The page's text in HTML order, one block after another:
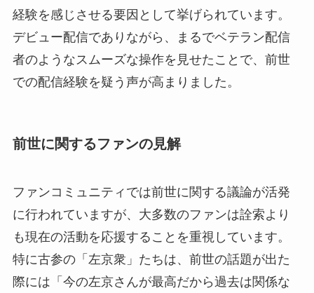
経験を感じさせる要因として挙げられています。
デビュー配信でありながら、まるでベテラン配信
者のようなスムーズな操作を見せたことで、前世
での配信経験を疑う声が高まりました。
前世に関するファンの見解
ファンコミュニティでは前世に関する議論が活発
に行われていますが、大多数のファンは詮索より
も現在の活動を応援することを重視しています。
特に古参の「左京衆」たちは、前世の話題が出た
際には「今の左京さんが最高だから過去は関係な